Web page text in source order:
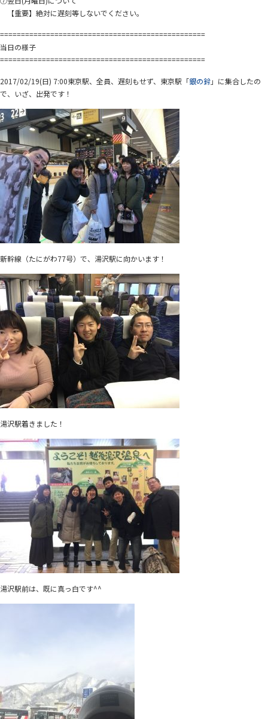
【重要】絶対に遅刻等しないでください。
=================================================
当日の様子
=================================================
2017/02/19(日) 7:00東京駅、全員、遅刻もせず、東京駅「銀の鈴」に集合したの
で、いざ、出発です！
新幹線（たにがわ77号）で、湯沢駅に向かいます！
湯沢駅着きました！
湯沢駅前は、既に真っ白です^^